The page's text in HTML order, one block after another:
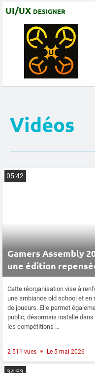
UI/UX designer
Vidéos
Gamers Assembly
une édition
05:42
Cette réorganisation vise à
une ambiance old school et
de joueurs. Elle permet
public, désormais installé
les compétitions ...
2 511 vues Le 5 mai 2026